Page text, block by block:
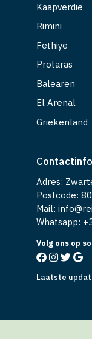
Kaapverdië
Rimini
Fethiye
Protaras
Balearen
El Arenal
Griekenland
Adres:
Postcode:
Mail:
Whatsapp: +
Volg ons op
Laatste